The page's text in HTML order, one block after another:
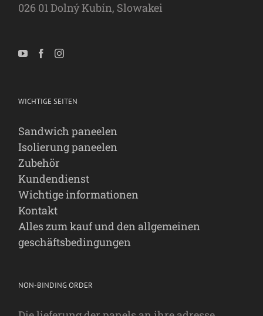
026 01 Dolný Kubín, Slowakei
WICHTIGE SEITEN
Sandwich paneelen
Isolierung paneelen
Zubehör
Kundendienst
Wichtige informationen
Kontakt
Alles zum kauf und den allgemeinen
geschäftsbedingungen
NON-BINDING ORDER